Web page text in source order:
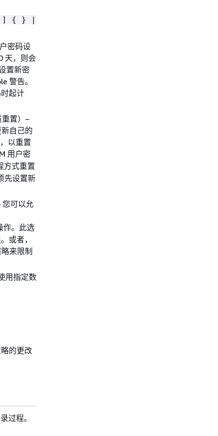
] {
} |
密码设
天，则会
置新密
警告。
起计
重置）–
自己的
以重置
用户密
方式重置
先设置新
您可以允
作。此选
或者，
来限制
用指定数
的更改
过程。